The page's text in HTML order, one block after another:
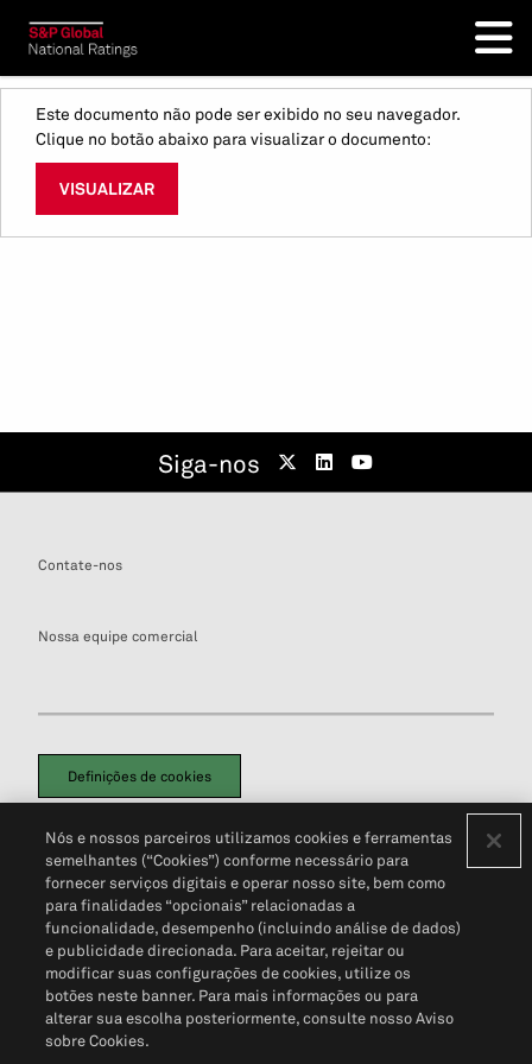
Este documento não pode ser exibido no seu navegador.
Clique no botão abaixo para visualizar o documento:
VISUALIZAR
Siga-nos
Contate-nos
Nossa equipe comercial
Definições de cookies
Política de PrivacidadePortal de privacidade do cliente (em inglês)
Não Venda Minhas Informações Pessoais© 2026 S&P Global
Nós e nossos parceiros utilizamos cookies e ferramentas
semelhantes (“Cookies”) conforme necessário para
fornecer serviços digitais e operar nosso site, bem como
para finalidades “opcionais” relacionadas a
funcionalidade, desempenho (incluindo análise de dados)
e publicidade direcionada. Para aceitar, rejeitar ou
modificar suas configurações de cookies, utilize os
botões neste banner. Para mais informações ou para
alterar sua escolha posteriormente, consulte nosso Aviso
sobre Cookies.